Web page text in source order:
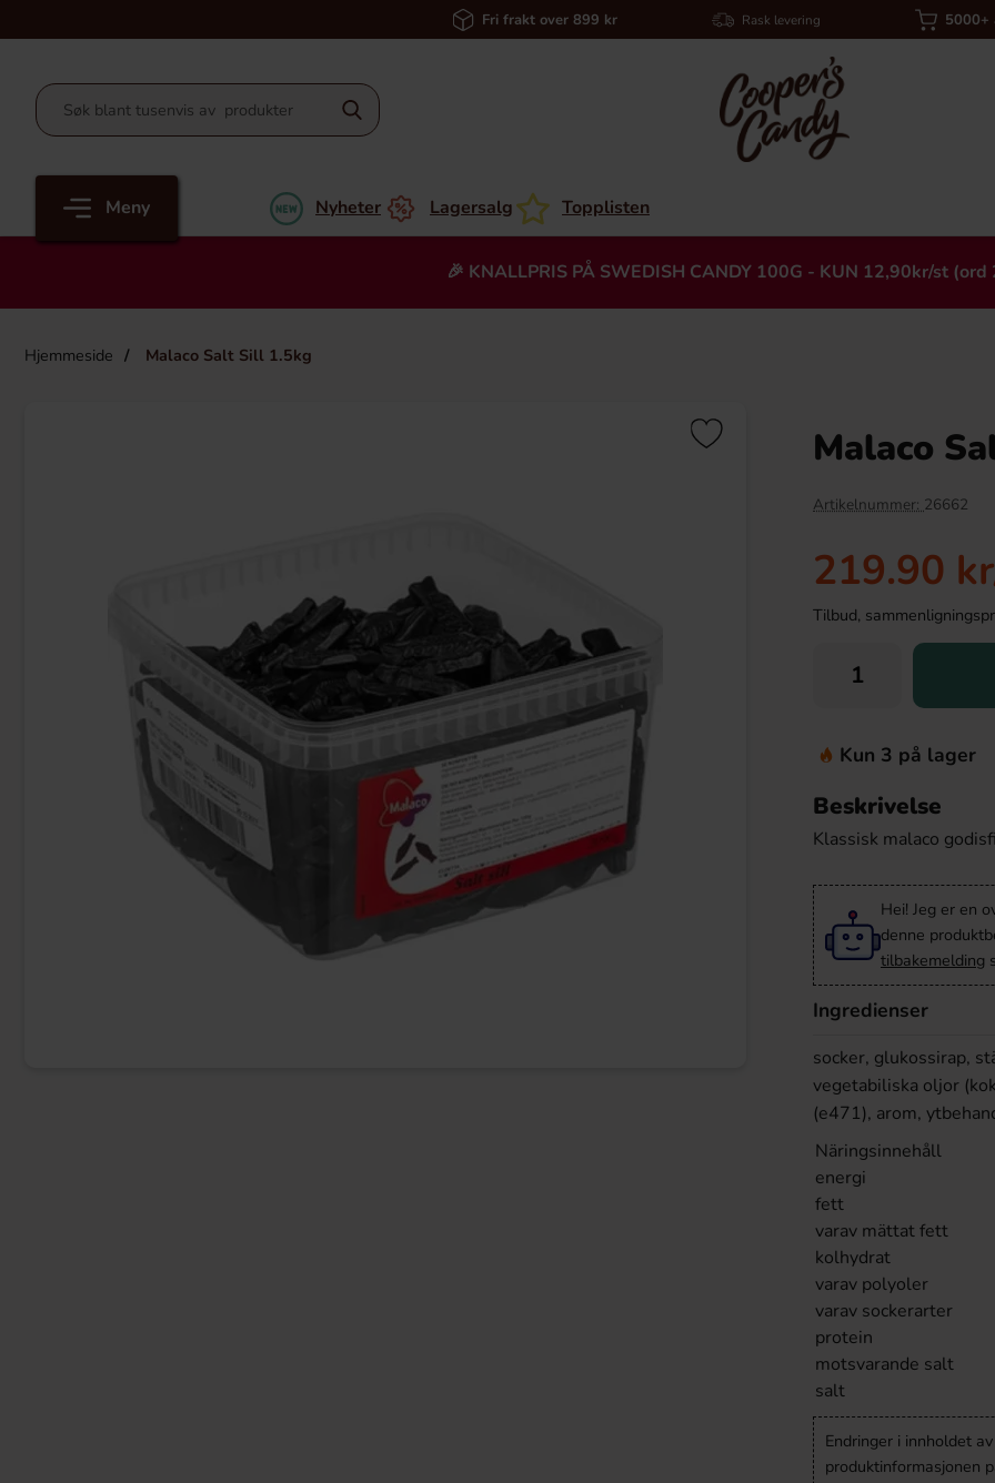
Fri frakt over 899 kr Rask levering 5000+
Meny Nyheter Lagersalg Topplisten
🎉 KNALLPRIS PÅ SWEDISH CANDY 100G - KUN 12,90kr/st (ord
Hjemmeside Malaco Salt Sill 1.5kg
Heading
Malaco Salt Sill 100g
19.90 kr 7.90 kr
Goldfish Crackers Cheddar 187g
89.90 kr
Kinder Maxi 21g
Malaco
Artikelnummer: 26662
219.90 kr
Tilbud,
Kun 3 på lager
Beskrivelse
Klassisk malaco
Hei! Jeg er en
denne
tilbakemelding
Ingredienser
socker, glukossirap,
vegetabiliska oljor
(e471), arom,
Näringsinnehåll
energi
fett
varav mättat fett
kolhydrat
varav polyoler
varav sockerarter
protein
motsvarande salt
salt
Endringer i innholdet
produktinformasjonen